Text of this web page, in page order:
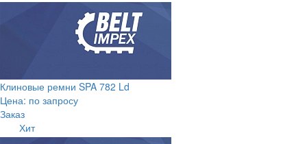
Клиновые ремни SPA 782 Ld
Цена: по запросу
Заказ
Хит